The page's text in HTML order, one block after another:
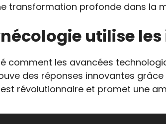
transformation profonde dans la
utilise
comment les avancées
des réponses innovantes
est révolutionnaire et promet une